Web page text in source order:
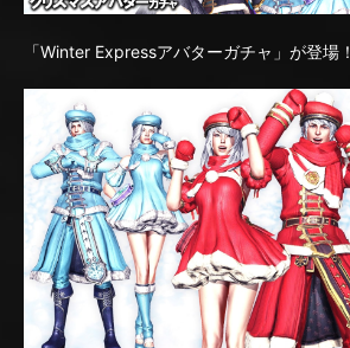
「Winter Expressアバターガチャ」が登場！